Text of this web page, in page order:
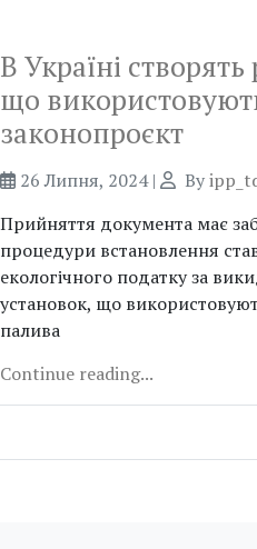
В Україні
що
законопроєкт
26 Липня, 2024| By
Прийняття документа має
процедури встановлення
екологічного податку за
установок, що
палива
Continue reading...